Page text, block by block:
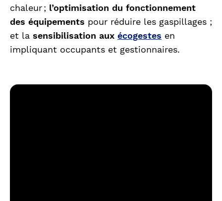
chaleur ; l’optimisation du fonctionnement
des équipements pour réduire les gaspillages ;
et la sensibilisation aux écogestes en
impliquant occupants et gestionnaires.